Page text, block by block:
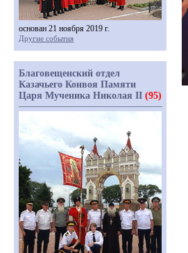
основан 21 ноября 2019 г.
Другие события
Благовещенский отдел
Казачьего Конвоя Памяти
Царя Мученика Николая II (95)